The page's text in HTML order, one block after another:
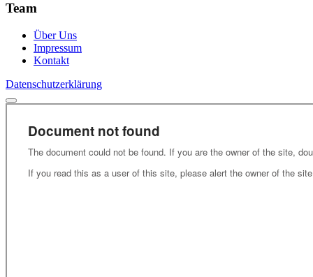
Team
Über Uns
Impressum
Kontakt
Datenschutzerklärung